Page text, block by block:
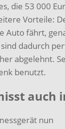
die 53 000
Vorteile:
Auto fährt,
dadurch
abgelehnt.
benutzt.
auch
nun